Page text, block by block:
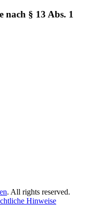
nach § 13 Abs. 1
. All rights reserved.
Hinweise